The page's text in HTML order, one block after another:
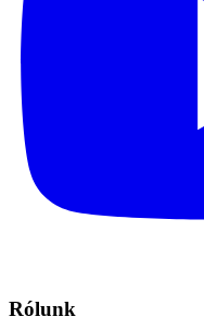
Rólunk